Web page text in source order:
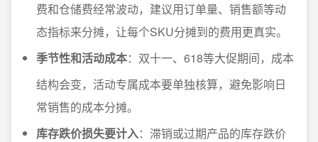
费和仓储费经常波动，建议用订单量、销售额等动
态指标来分摊，让每个SKU分摊到的费用更真实。
季节性和活动成本：双十一、618等大促期间，成本
结构会变，活动专属成本要单独核算，避免影响日
常销售的成本分摊。
库存跌价损失要计入：滞销或过期产品的库存跌价